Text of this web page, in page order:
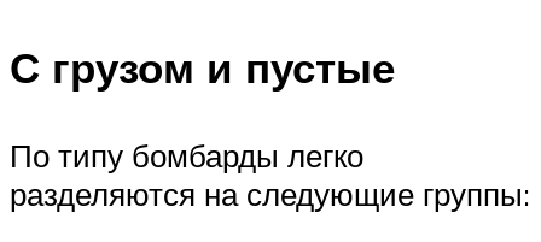
С грузом и пустые
По типу бомбарды легко
разделяются на следующие группы: